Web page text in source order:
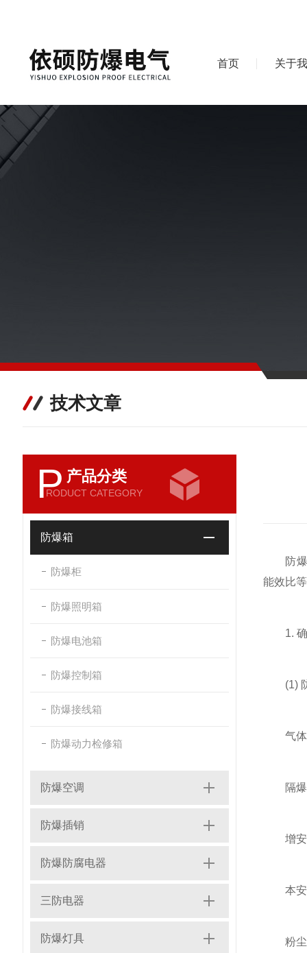
首页 关于
技术文章
P 产品分类
RODUCT CATEGORY
防爆箱
防爆柜
防爆照明箱
防爆电池箱
防爆控制箱
防爆接线箱
防爆动力检修箱
防爆空调
防爆插销
防爆防腐电器
三防电器
防爆灯具
防爆油
能效比
1. 确
(1) 防
气体
隔爆型
增安型
本安型
粉尘